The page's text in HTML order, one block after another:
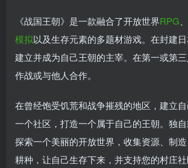
《战国王朝》是一款融合了开放世界RPG
模拟以及生存元素的多题材游戏。在封建日
建立并成为自己王朝的主宰。在第一或第
作战或与他人合作。
在曾经饱受饥荒和战争摧残的地区，建立
一个社区，打造一个属于自己的王朝。独
探索一个美丽的开放世界，收集资源、制
耕种，让自己生存下来，并支持您的村庄